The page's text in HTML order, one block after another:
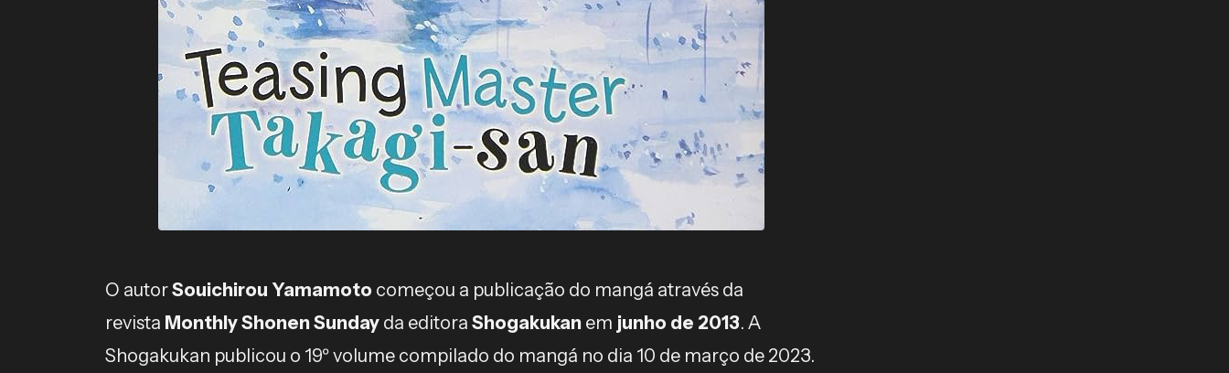
O autorSouichirou Yamamoto começou a publicação do mangá através da
revista Monthly Shonen Sunday da editora Shogakukan em junho de 2013. A
Shogakukan publicou o 19º volume compilado do mangá no dia 10 de março de 2023.